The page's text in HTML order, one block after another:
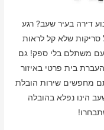
דירה בעיר שעב? רגע
שלא קל לראות
עם משתלם בלי ספק! גם
בית פרטי באיזור
מחפשים שירות הובלת
הינו נפלא בהובלה